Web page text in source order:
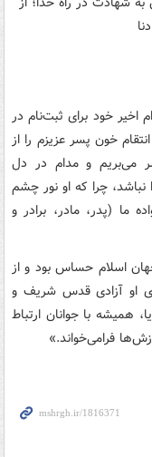
اخیر خود برای ثبت‌نام در
خون پسر عزیزم را از
می‌بریم و مدام در دل
چرا که او نور چشم
ما (پدر، مادر، برادر و
اسلام حساس بود و از
او آزادی قدس شریف و
همیشه با جوانان ارتباط
فرامی‌خواند.»